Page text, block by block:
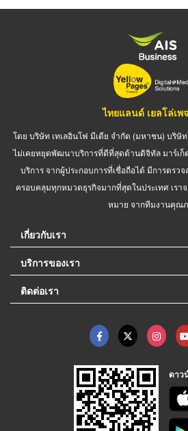
ไทยแลนด์ เยลโล่เพ
โดย บริษัท เทเลอินโฟ มีเดีย จำกัด (มหาชน) บริษัท
ไม่เคยหยุดพัฒนาบริการที่ดีที่สุดด้านดิจิทัล มาร์เก็
บริการ จากผู้ประกอบการที่เชื่อถือได้ มีการตรว
ครอบคลุมทุกหมวดธุรกิจมากที่สุดในประเทศ เรา
หมาย จากทีมงานคุณ
เกี่ยวกับเรา
บริการของเรา
ติดต่อเรา
ดาว